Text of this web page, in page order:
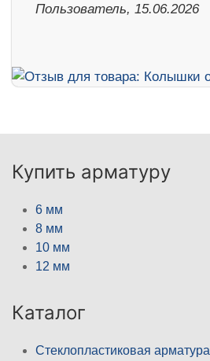
Пользователь, 15.06.2026
Купить арматуру
6 мм
8 мм
10 мм
12 мм
Каталог
Стеклопластиковая арматура